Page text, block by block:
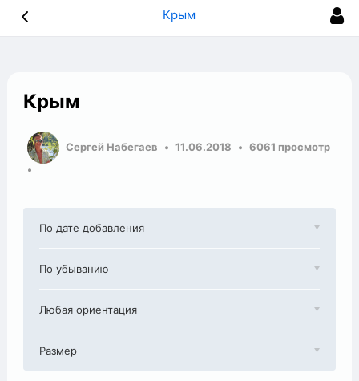
Крым
Крым
Сергей Набегаев 11.06.2018 6061 просмотр
По дате добавления
По убыванию
Любая ориентация
Размер